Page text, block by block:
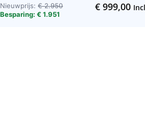
Nieuwprijs:€ 2.950
Besparing: € 1.951
€ 999,00